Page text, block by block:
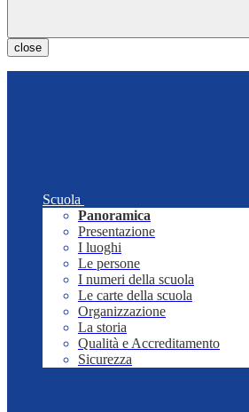
close
Scuola
Panoramica
Presentazione
I luoghi
Le persone
I numeri della scuola
Le carte della scuola
Organizzazione
La storia
Qualità e Accreditamento
Sicurezza